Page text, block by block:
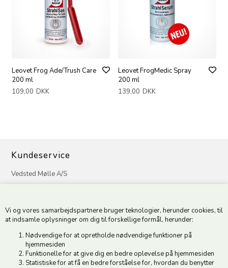
Vi og vores samarbejdspartnere bruger teknologier, herunder cookies, til
at indsamle oplysninger om dig til forskellige formål, herunder:
Nødvendige for at opretholde nødvendige funktioner på
hjemmesiden
Funktionelle for at give dig en bedre oplevelse på hjemmesiden
Statistiske for at få en bedre forståelse for, hvordan du benytter
Leovet Frog Ade/Trush Care
200 ml
109,00 DKK
Leovet FrogMedic Spray
200 ml
139,00 DKK
Kundeservice
Vedsted Mølle A/S
CVR 49879415 Mailvedstedmoelle@post.tele.dk
Åbningstider: Man-Fre 9.00-17.00 | Middagslukket 12.00-12.30 |
Lørdag 9.00-12.00